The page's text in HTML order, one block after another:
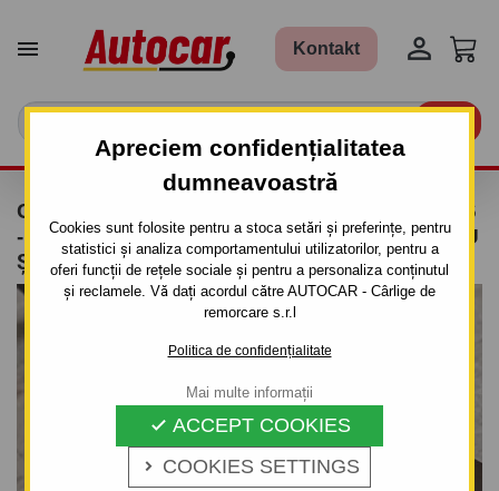
Apreciem confidențialitatea
dumneavoastră
Cookies sunt folosite pentru a stoca setări și preferințe, pentru
statistici și analiza comportamentului utilizatorilor, pentru a
oferi funcții de rețele sociale și pentru a personaliza conținutul
și reclamele. Vă dați acordul către AUTOCAR - Cârlige de
remorcare s.r.l
Politica de confidențialitate
 COOKIES SETTINGS
 ACCEPT COOKIES
Mai multe informații
 Kontakt 
CÂRLIG DE REMORCARE PENTRU MAZDA 6
- 4/5 UŞI GH - SISTEM SEMIDEMONTABIL -CU
ŞURUBURI